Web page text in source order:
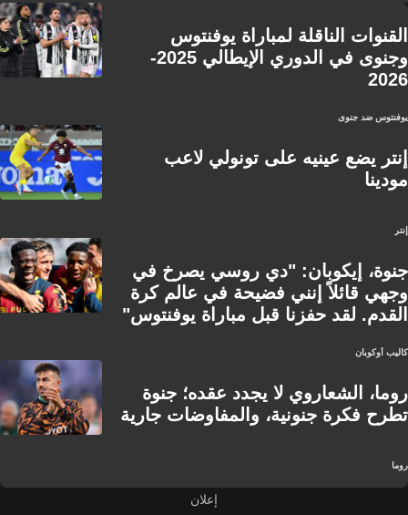
القنوات الناقلة لمباراة يوفنتوس
وجنوى في الدوري الإيطالي 2025-
2026
يوفنتوس ضد جنوى
إنتر يضع عينيه على تونولي لاعب
مودينا
إنتر
جنوة، إيكوبان: "دي روسي يصرخ في
وجهي قائلاً إنني فضيحة في عالم كرة
القدم. لقد حفزنا قبل مباراة يوفنتوس"
كاليب أوكوبان
روما، الشعاروي لا يجدد عقده؛ جنوة
تطرح فكرة جنونية، والمفاوضات جارية
روما